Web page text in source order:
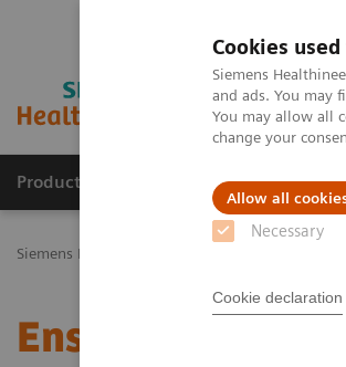
Cookies
Siemens
and ads. You may
You may allow all
change your
Allow all
Necessary
Cookie declaration
Productos y servicios
Siemens Healthineers Latinoamérica
Ensayo